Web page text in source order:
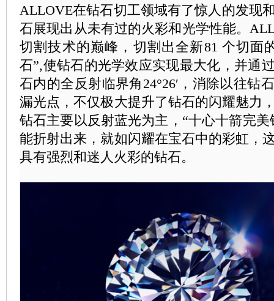
ALLOVE在钻石切工领域有了惊人的发现
石展现出从未有过的火彩和光学性能。
切割技术的巅峰，切割出全新81 个切面
石”,使钻石的光学效应实现最大化，并通
石内的全反射临界角24°26′，消除以往钻
漏光点，不仅极大提升了钻石的闪耀魅力
钻石主要以反射蓝光为主，“十心十箭完
能折射出来，就如闪耀在宝石中的彩虹，
具有强烈和迷人火彩的钻石。